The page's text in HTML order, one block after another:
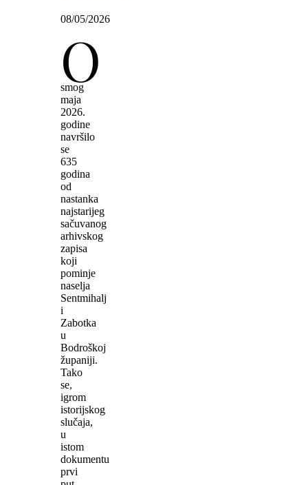
08/05/2026
O
smog
maja
2026.
godine
navršilo
se
635
godina
od
nastanka
najstarijeg
sačuvanog
arhivskog
zapisa
koji
pominje
naselja
Sentmihalj
i
Zabotka
u
Bodroškoj
županiji.
Tako
se,
igrom
istorijskog
slučaja,
u
istom
dokumentu
prvi